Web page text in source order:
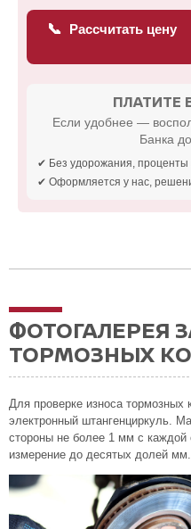
📞 Рассчитать цену
ПЛАТИТЕ
Если удобнее —
Банка
✔ Без удорожания, проценты
✔ Оформляется у нас,
ФОТОГАЛЕРЕЯ
ТОРМОЗНЫХ
Для проверке износа
электронный штангенциркуль.
стороны не более 1 мм с каждой
измерение до десятых долей мм.